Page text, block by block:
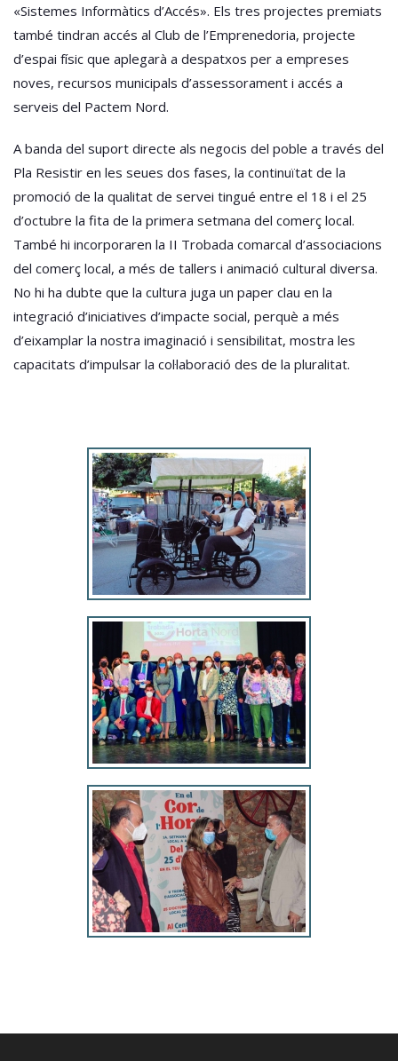
«Sistemes Informàtics d’Accés». Els tres projectes premiats
també tindran accés al Club de l’Emprenedoria, projecte
d’espai físic que aplegarà a despatxos per a empreses
noves, recursos municipals d’assessorament i accés a
serveis del Pactem Nord.
A banda del suport directe als negocis del poble a través del
Pla Resistir en les seues dos fases, la continuïtat de la
promoció de la qualitat de servei tingué entre el 18 i el 25
d’octubre la fita de la primera setmana del comerç local.
També hi incorporaren la II Trobada comarcal d’associacions
del comerç local, a més de tallers i animació cultural diversa.
No hi ha dubte que la cultura juga un paper clau en la
integració d’iniciatives d’impacte social, perquè a més
d’eixamplar la nostra imaginació i sensibilitat, mostra les
capacitats d’impulsar la col·laboració des de la pluralitat.